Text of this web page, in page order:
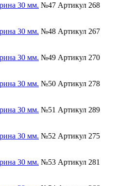
№47 Артикул 268
№48 Артикул 267
№49 Артикул 270
№50 Артикул 278
№51 Артикул 289
№52 Артикул 275
№53 Артикул 281